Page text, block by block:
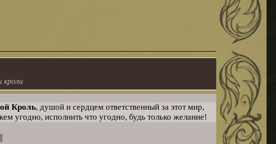
кроли
Кроль, душой и сердцем ответственный за этот мир,
угодно, исполнить что угодно, будь только желание!